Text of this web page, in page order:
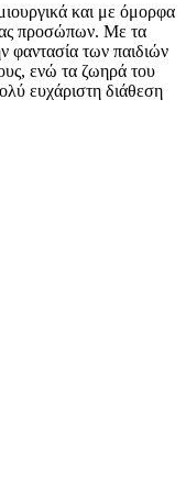
και με όμορφα
προσώπων. Με τα
φαντασία των παιδιών
ενώ τα ζωηρά του
ευχάριστη διάθεση